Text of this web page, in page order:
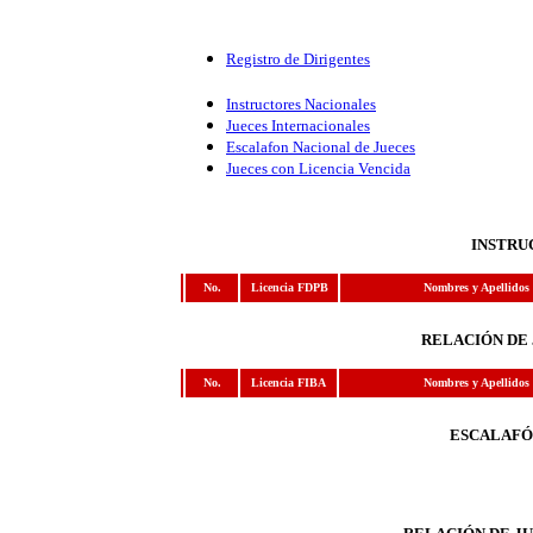
Registro de Dirigentes
Instructores Nacionales
Jueces Internacionales
Escalafon Nacional de Jueces
Jueces con Licencia Vencida
No. Licencia FDPB Nombres y Apellidos
RELACIÓN DE
No. Licencia FIBA Nombres y Apellidos